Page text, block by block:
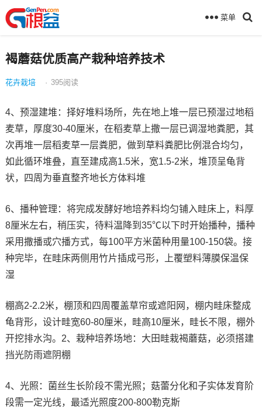
菜单
褐蘑菇优质高产栽种培养技术
花卉栽培 · 395阅读
4、预湿建堆：择好堆料场所，先在地上堆一层已预湿过地稻
麦草，厚度30-40厘米，在稻麦草上撒一层已调湿地粪肥，其
次再堆一层稻麦草一层粪肥，做到草料粪肥比例混合均匀，
如此循环堆叠，直至建成高1.5米，宽1.5-2米，堆顶呈龟背
状，四周为垂直整齐地长方体料堆
6、播种管理：将完成发酵好地培养料均匀铺入畦床上，料厚
8厘米左右，稍压实，待料温降到35℃以下时开始播种，播种
采用撒播或穴播方式，每100平方米菌种用量100-150袋。接
种完毕，在畦床两侧用竹片插成弓形，上覆塑料薄膜保温保
湿
棚高2-2.2米，棚顶和四周覆盖草帘或遮阳网，棚内畦床整成
龟背形，设计畦宽60-80厘米，畦高10厘米，畦长不限，棚外
开挖排水沟。2、栽种培养场地：大田畦栽褐蘑菇，必须搭建
挡光防雨遮阴棚
4、光照：菌丝生长阶段不需光照；菇蕾分化和子实体发育阶
段需一定光线，最适光照度200-800勒克斯